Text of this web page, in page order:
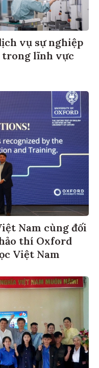
vụ sự nghiệp
trong lĩnh vực
Nam cùng đối
thí Oxford
Việt Nam